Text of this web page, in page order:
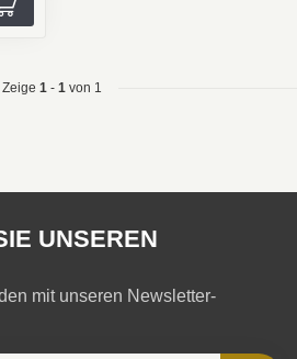
Zeige 1 - 1 von 1
UNSEREN
mit unseren Newsletter-